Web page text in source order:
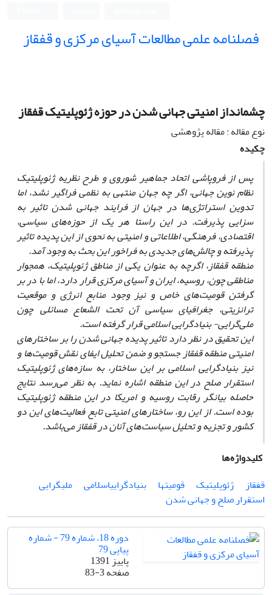
فصلنامه علمی مطالعات آسیای مرکزی و قفقاز
چشمانداز امنیتی جهانی شدن در حوزه ژئوپلیتیک قفقاز
نوع مقاله : مقاله پژوهشی
چکیده
پس از فروپاشی اتحاد جماهیر شوروی و طرح نظریه ژئوپلیتیک
نظام نوین جهانی، اگر چه جهان منتهی به نظمی فراگیر نشد، اما
تدوین استراتژیها در جهان از فرایند جهانی شدن تاثیر به
سزایی پذیرفت. در این راستا هر یک از حوزههای سیاسی،
اقتصادی، فرهنگی، اطلاعاتی و امنیتی به نحوی از این پدیده تاثیر
پذیرفته و چالشهای جدیدی به فراخور این بحث به وجود آمد.
منطقه قفقاز، اگرچه به عنوان یکی از مناطق ژئوپلیتیک، همجوار
مناطقی چون، روسیه، ایران و آسیای مرکزی قرار دارد، اما با در بر
گرفتن قومیتهای خاص و نیز وجود منابع انرژی و موقعیت
ترانزیتی، جغرافیای سیاسی آن تحت الشعاع مسائلی چون
ملیگرایی- بنیادگراییاسلامی قرار گرفته است.
این تحقیق در نظر دارد تاثیر پدیده جهانی شدن را بر ساختارهای
امنیتی منطقه قفقاز جستجو و ضمن تحلیل ایفای نقش قومیت‌ها و
نیز بنیادگرایی اسلامی بر این ساختار، به سازه‌های ژئوپلیتیک
استقرار صلح در این منطقه اشاره نماید. به نظر می‌رسد نتایج
حاصله بیانگر رقابت روسیه و امریکا در این منطقه ژئوپلیتیک
بوده است. از این رو، ساختارهای امنیتی تابع فعالیت‌های این دو
کشور و تجزیه و تحلیل سیاست‌های آنان در قفقاز می‌باشد.
کلیدواژه‌ها
قفقاز
ژئوپلیتیک قومیتها بنیادگراییاسلامی
ملیگرایی
استقرار صلح و جهانی شدن
دوره 18، شماره 79 - شماره
پیاپی 79
پاییز 1391
صفحه83-3